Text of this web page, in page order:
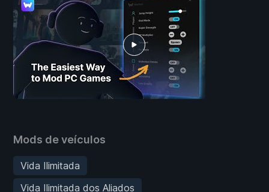
Mods de veículos
Vida Ilimitada
Vida Ilimitada dos Aliados